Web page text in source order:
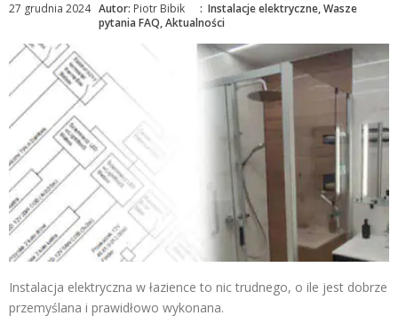
Autor: Piotr Bibik
27 grudnia 2024 : Instalacje elektryczne,Wasze
pytania FAQ,Aktualności
Instalacja elektryczna w łazience to nic trudnego, o ile jest dobrze
przemyślana i prawidłowo wykonana.